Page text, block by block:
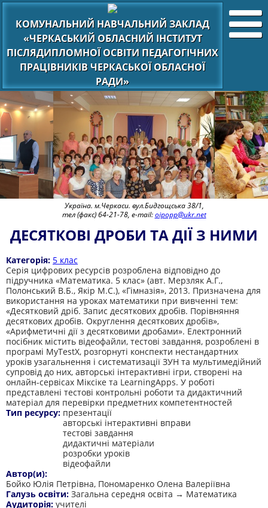
КОМУНАЛЬНИЙ НАВЧАЛЬНИЙ ЗАКЛАД
«ЧЕРКАСЬКИЙ ОБЛАСНИЙ ІНСТИТУТ
ПІСЛЯДИПЛОМНОЇ ОСВІТИ ПЕДАГОГІЧНИХ
ПРАЦІВНИКІВ ЧЕРКАСЬКОЇ ОБЛАСНОЇ
РАДИ»
Україна. м.Черкаси. вул.Бидгощська 38/1,
тел (факс) 64-21-78, e-mail:oipopp@ukr.net
ДЕСЯТКОВІ ДРОБИ ТА ДІЇ З НИМИ
Категорія: 5 клас
Серія цифрових ресурсів розроблена відповідно до
підручника «Математика. 5 клас» (авт. Мерзляк А.Г.,
Полонський В.Б., Якір М.С.), «Гімназія», 2013. Призначена для
використання на уроках математики при вивченні тем:
«Десятковий дріб. Запис десяткових дробів. Порівняння
десяткових дробів. Округлення десяткових дробів»,
«Арифметичні дії з десятковими дробами». Електронний
посібник містить відеофайли, тестові завдання, розроблені в
програмі MyTestX, розгорнуті конспекти нестандартних
уроків узагальнення і систематизації ЗУН та мультимедійний
супровід до них, авторські інтерактивні ігри, створені на
онлайн-сервісах Міксіке та LearningApps. У роботі
представлені тестові контрольні роботи та дидактичний
матеріал для перевірки предметних компетентностей
Тип ресурсу: презентації
авторські інтерактивні вправи
тестові завдання
дидактичні матеріали
розробки уроків
відеофайли
Автор(и):
Бойко Юлія Петрівна, Пономаренко Олена Валеріївна
Галузь освіти: Загальна середня освіта → Математика
Аудиторія: учителі